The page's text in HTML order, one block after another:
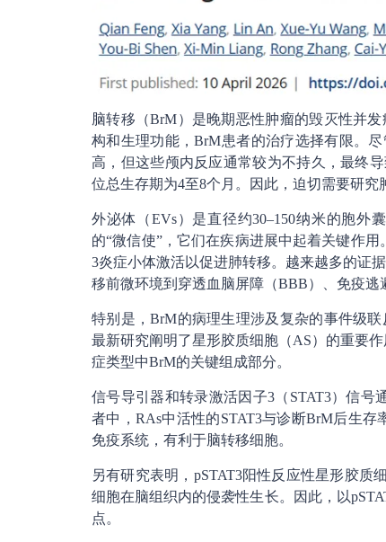
脑转移（BrM）是晚期恶性肿瘤的毁灭性并
构和生理功能，BrM患者的治疗选择有限。
高，但这些颅内反应通常较为不持久，最终
位总生存期为4至8个月。因此，迫切需要研究
外泌体（EVs）是直径约30–150纳米的胞外
的“微信使”，它们在疾病进展中起着关键作
3炎症小体激活以促进肺转移。越来越多的证
移前微环境到穿透血脑屏障（BBB）、免疫逃
特别是，BrM的病理生理涉及复杂的事件级
最新研究阐明了星形胶质细胞（AS）的重要
症类型中BrM的关键组成部分。
信号导引器和转录激活因子3（STAT3）信
者中，RAs中活性的STAT3与诊断BrM后生
免疫系统，有利于脑转移细胞。
另有研究表明，pSTAT3阳性反应性星形胶
细胞在脑组织内的侵袭性生长。因此，以
点。